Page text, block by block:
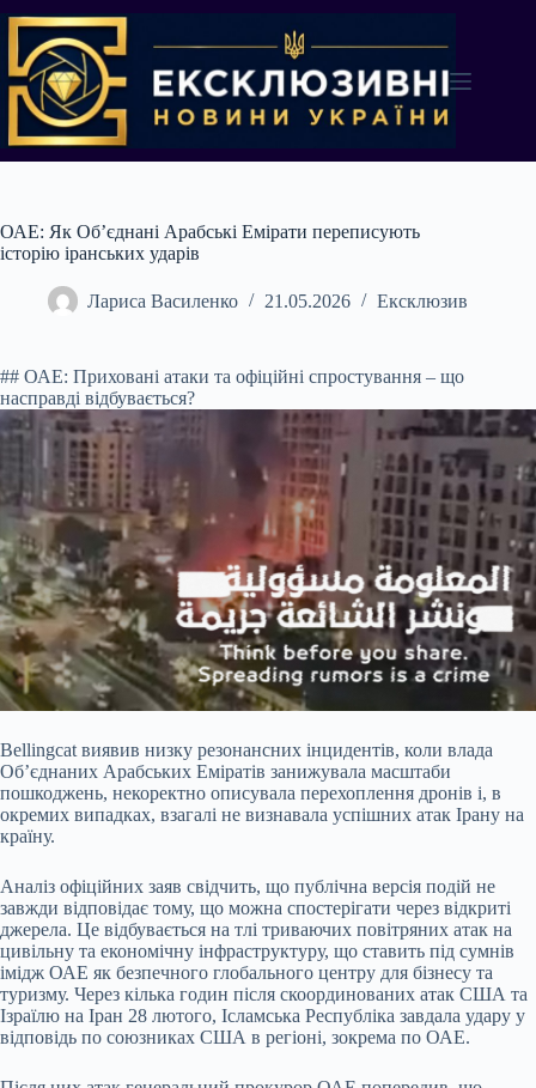
до
вмісту
ОАЕ: Як Об’єднані Арабські Емірати переписують
історію іранських ударів
Лариса Василенко 21.05.2026 Ексклюзив
## ОАЕ: Приховані атаки та офіційні спростування – що
насправді відбувається?
Bellingcat виявив низку резонансних інцидентів, коли влада
Об’єднаних Арабських Еміратів занижувала масштаби
пошкоджень, некоректно описувала перехоплення дронів і, в
окремих випадках, взагалі не визнавала успішних атак Ірану на
країну.
Аналіз офіційних заяв свідчить, що публічна версія подій не
завжди відповідає тому, що можна спостерігати через відкриті
джерела. Це відбувається на тлі триваючих повітряних атак на
цивільну та економічну інфраструктуру, що ставить під сумнів
імідж ОАЕ як безпечного глобального центру для бізнесу та
туризму. Через кілька годин після скоординованих атак США та
Ізраїлю на Іран 28 лютого, Ісламська Республіка завдала удару у
відповідь по союзниках США в регіоні, зокрема по ОАЕ.